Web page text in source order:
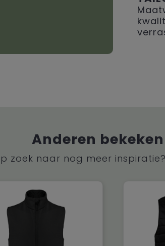
Anderen
zoek naar nog meer